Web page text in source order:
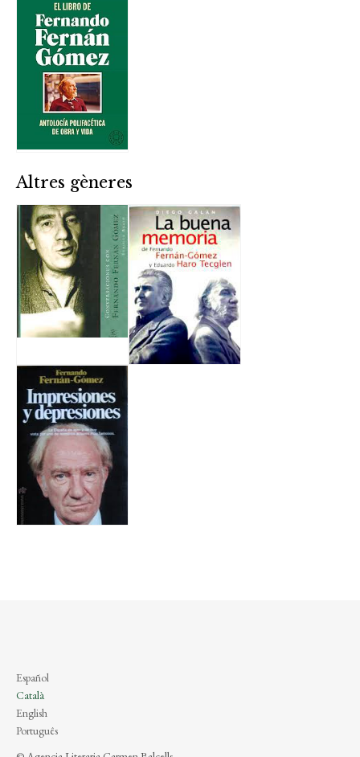
Altres gèneres
Español
Català
English
Português